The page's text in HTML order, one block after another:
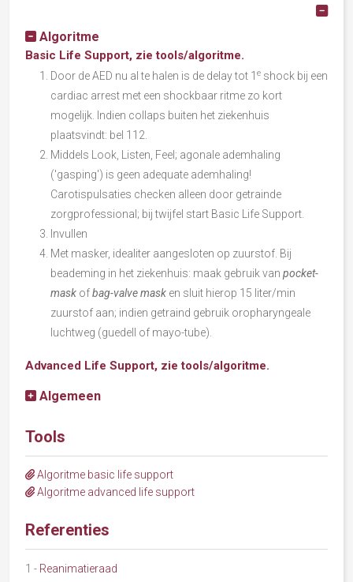
Algoritme
Basic Life Support, zie tools/algoritme.
Door de AED nu al te halen is de delay tot 1 e shock bij een
cardiac arrest met een shockbaar ritme zo kort
mogelijk. Indien collaps buiten het ziekenhuis
plaatsvindt: bel 112.
Middels Look, Listen, Feel; agonale ademhaling
('gasping') is geen adequate ademhaling!
Carotispulsaties checken alleen door getrainde
zorgprofessional; bij twijfel start Basic Life Support.
Invullen
Met masker, idealiter aangesloten op zuurstof. Bij
beademing in het ziekenhuis: maak gebruik van pocket-
mask ofbag-valve mask en sluit hierop 15 liter/min
zuurstof aan; indien getraind gebruik oropharyngeale
luchtweg (guedell of mayo-tube).
Advanced Life Support, zie tools/algoritme.
Algemeen
Tools
Algoritme basic life support
Algoritme advanced life support
Referenties
1 - Reanimatieraad